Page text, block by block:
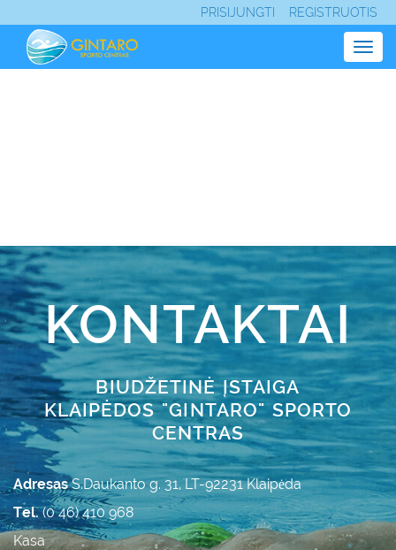
PRISIJUNGTI REGISTRUOTIS
KONTAKTAI
BIUDŽETINĖ ĮSTAIGA
KLAIPĖDOS "GINTARO" SPORTO
CENTRAS
AdresasS.Daukanto g. 31, LT-92231 Klaipėda
Tel.(0 46) 410 968
Kasa